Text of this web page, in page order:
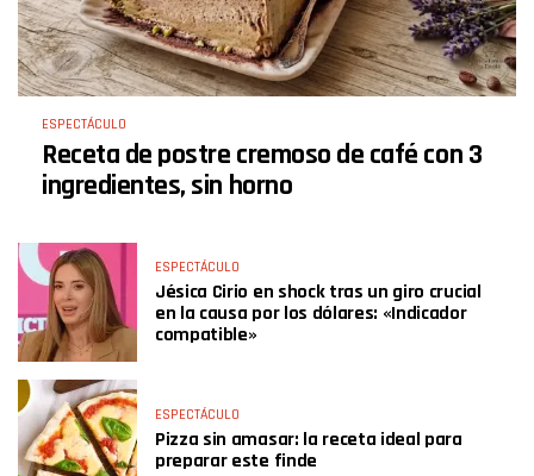
ESPECTÁCULO
Receta de postre cremoso de café con 3
ingredientes, sin horno
ESPECTÁCULO
Jésica Cirio en shock tras un giro crucial
en la causa por los dólares: «Indicador
compatible»
ESPECTÁCULO
Pizza sin amasar: la receta ideal para
preparar este finde